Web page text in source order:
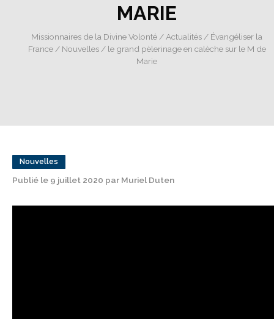
MARIE
Missionnaires de la Divine Volonté / Actualités / Évangéliser la
France/ Nouvelles/ le grand pèlerinage en calèche sur le M de
Marie
Nouvelles
Publié le 9 juillet 2020 par Muriel Duten